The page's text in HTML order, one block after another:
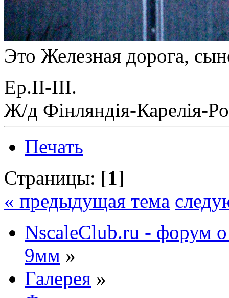
Это Железная дорога,
Ер.II-III.
Ж/д Фiнляндiя-Карелiя-
Печать
Страницы: [1]
« предыдущая тема
NscaleClub.ru - форум
9мм »
Галерея »